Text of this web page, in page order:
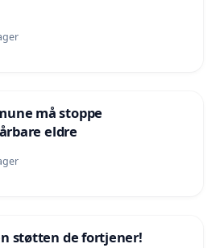
Øgreid, rektor,
seminar
MF
rådgiver i Bispemøtet i Den
em.
må stoppe
eldre
støtten de fortjener!